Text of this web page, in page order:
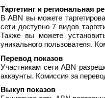
Таргетинг и региональная
В ABN вы можете
сети доступно 7 видов
Также вы можете
уникального пользователя.
Перевод показов
Участникам сети ABN
аккаунты. Комиссия за
Выкуп показов